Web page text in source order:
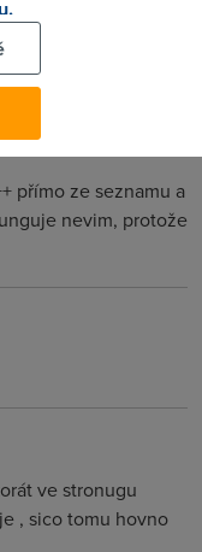
přímo ze seznamu a
nevim, protože
ve stronugu
, sico tomu hovno